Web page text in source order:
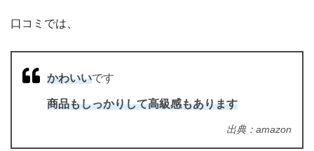
口コミでは、
かわいいです
商品もしっかりして高級感もあります
出典：amazon